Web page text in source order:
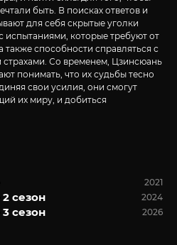
быть. В поисках ответов и
для себя скрытые уголки
испытаниями, которые требуют от
способности справляться с
Со временем, Цзинсюань
понимать, что их судьбы тесно
свои усилия, они смогут
их миру, и добиться
2021
сезон 2024
сезон 2026